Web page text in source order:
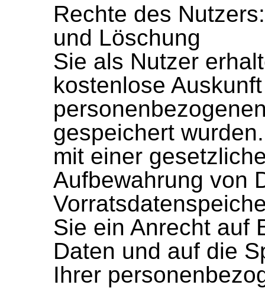
Rechte des
und Löschung
Sie als Nutzer
kostenlose
gespeichert
mit einer
Aufbewahrung von
Sie ein Anrecht auf
Daten und auf die
Ihrer